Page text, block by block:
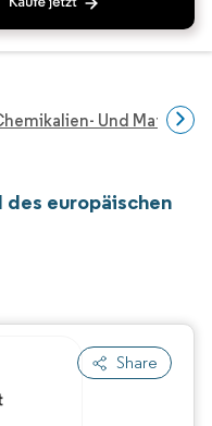
Und
europäischen
Share